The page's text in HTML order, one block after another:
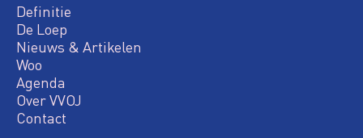
Definitie
De Loep
Nieuws & Artikelen
Woo
Agenda
Over VVOJ
Contact